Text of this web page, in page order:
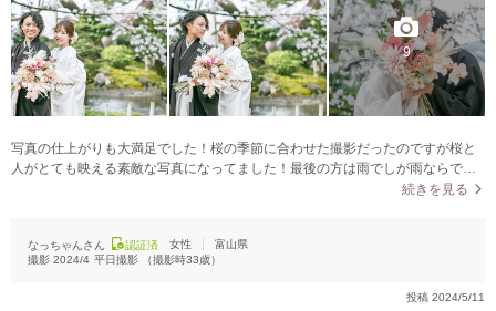
9
写真の仕上がりも大満足でした！桜の季節に合わせた撮影だったのですが桜と
人がとても映える素敵な写真になってました！最後の方は雨でしが雨ならでは
のお写真も撮って頂きとても素敵な仕上がりでした！撮り方と編集がとても上
続きを見る
なっちゃんさん 認証済 女性
富山県
撮影 2024/4 平日撮影 （撮影時33歳）
投稿 2024/5/11